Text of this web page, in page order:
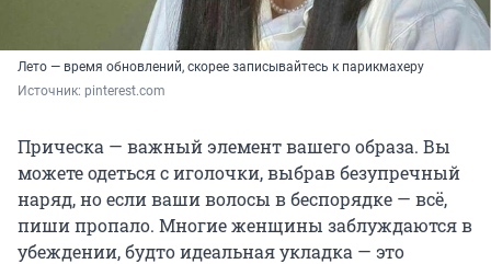
Лето — время обновлений, скорее записывайтесь к парикмахеру
Источник: pinterest.com
Прическа — важный элемент вашего образа. Вы
можете одеться с иголочки, выбрав безупречный
наряд, но если ваши волосы в беспорядке — всё,
пиши пропало. Многие женщины заблуждаются в
убеждении, будто идеальная укладка — это